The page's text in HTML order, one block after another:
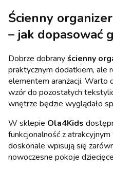
Ścienny
– jak dopasować
Dobrze dobranyścienny
praktycznym dodatkiem, ale
elementem aranżacji.
wzór do pozostałych
wnętrze będzie wyglądało
W sklepie Ola4Kids
funkcjonalność z
doskonale wpisują się
nowoczesne pokoje